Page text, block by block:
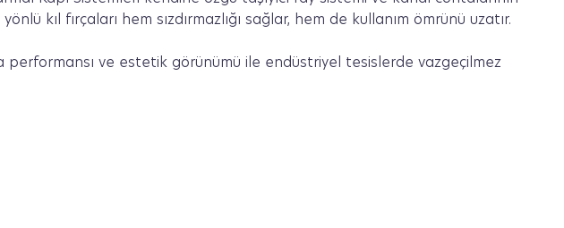
kıl fırçaları hem sızdırmazlığı sağlar, hem de kullanım ömrünü uzatır.
performansı ve estetik görünümü ile endüstriyel tesislerde vazgeçilmez